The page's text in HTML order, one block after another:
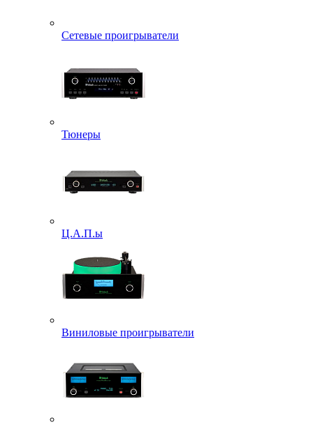
Сетевые проигрыватели
Тюнеры
Ц.А.П.ы
Виниловые проигрыватели